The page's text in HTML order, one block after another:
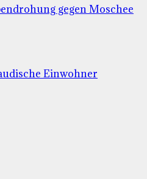
gegen Moschee
Einwohner